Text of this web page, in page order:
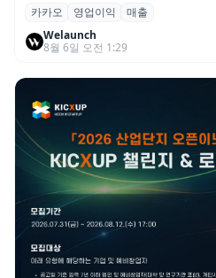
카카오, 2026년 2분기
이익 2770억…역대 분기
카카오 영업이익
매출
Welaunch
8월 6일 오전 1:29